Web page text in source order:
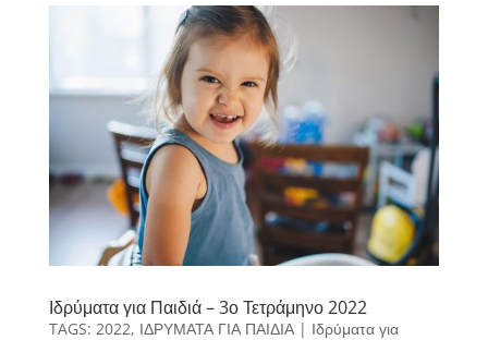
Ιδρύματα για Παιδιά – 3ο Τετράμηνο 2022
TAGS: 2022, ΙΔΡΥΜΑΤΑ ΓΙΑ ΠΑΙΔΙΑ| Ιδρύματα για